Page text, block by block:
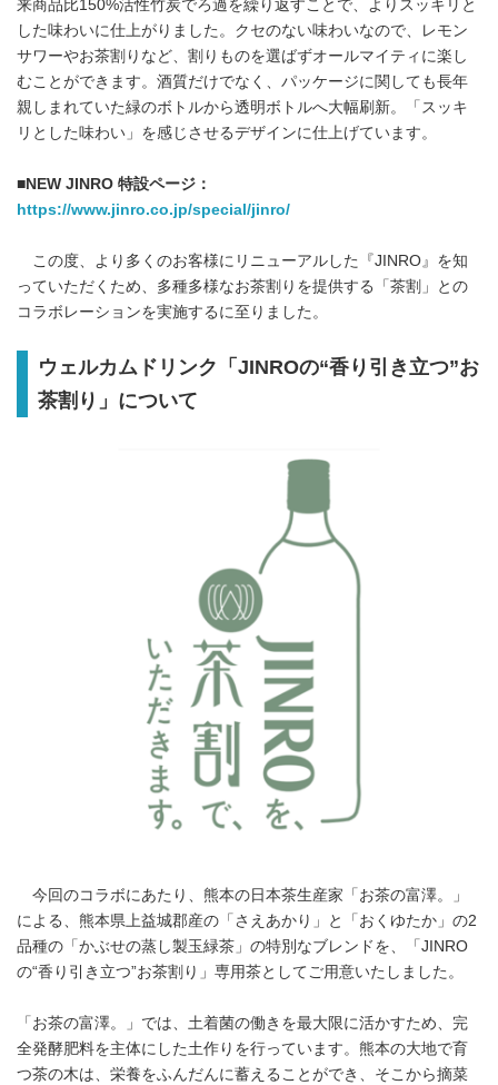
来商品比150%活性竹炭でろ過を繰り返すことで、よりスッキリと
した味わいに仕上がりました。クセのない味わいなので、レモン
サワーやお茶割りなど、割りものを選ばずオールマイティに楽し
むことができます。酒質だけでなく、パッケージに関しても長年
親しまれていた緑のボトルから透明ボトルへ大幅刷新。「スッキ
リとした味わい」を感じさせるデザインに仕上げています。
■NEW JINRO 特設ページ：
https://www.jinro.co.jp/special/jinro/
この度、より多くのお客様にリニューアルした『JINRO』を知
っていただくため、多種多様なお茶割りを提供する「茶割」との
コラボレーションを実施するに至りました。
ウェルカムドリンク「JINROの“香り引き立つ”お
茶割り」について
今回のコラボにあたり、熊本の日本茶生産家「お茶の富澤。」
による、熊本県上益城郡産の「さえあかり」と「おくゆたか」の2
品種の「かぶせの蒸し製玉緑茶」の特別なブレンドを、「JINRO
の“香り引き立つ”お茶割り」専用茶としてご用意いたしました。
「お茶の富澤。」では、土着菌の働きを最大限に活かすため、完
全発酵肥料を主体にした土作りを行っています。熊本の大地で育
つ茶の木は、栄養をふんだんに蓄えることができ、そこから摘菜